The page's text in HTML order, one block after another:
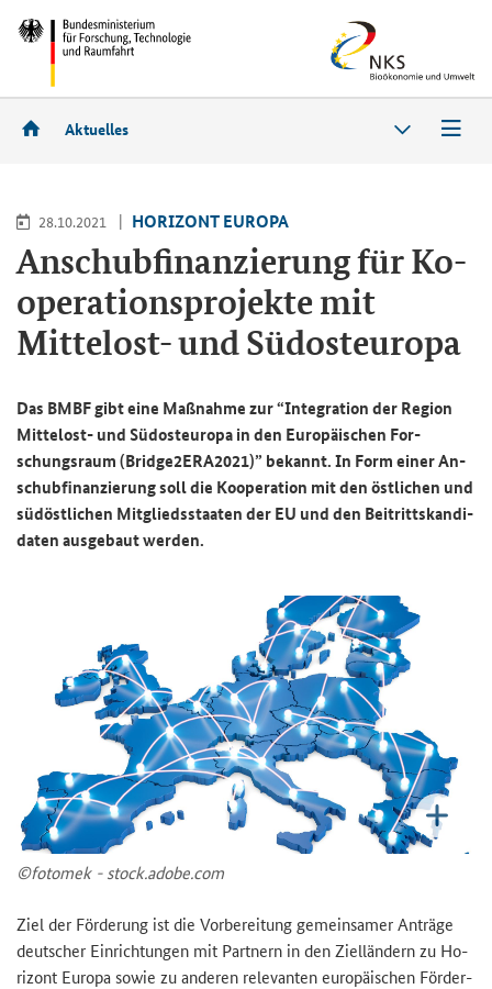
Aktuelles
28.10.2021 HO­RI­ZONT EU­RO­PA
An­schub­fi­nan­zie­rung für Ko­
ope­ra­ti­ons­pro­jek­te mit
Mittelost-​ und Süd­ost­eu­ro­pa
Das BMBF gibt eine Maß­nah­me zur “In­te­gra­ti­on der Re­gi­on
Mittelost-​ und Süd­ost­eu­ro­pa in den Eu­ro­päi­schen For­
schungs­raum (Bridge2ERA2021)” be­kannt. In Form einer An­
schub­fi­nan­zie­rung soll die Ko­ope­ra­ti­on mit den öst­li­chen und
süd­öst­li­chen Mit­glieds­staa­ten der EU und den Bei­tritts­kan­di­
da­ten aus­ge­baut wer­den.
©fo­to­mek - stock.adobe.com
Ziel der För­de­rung ist die Vor­be­rei­tung ge­mein­sa­mer An­trä­ge
deut­scher Ein­rich­tun­gen mit Part­nern in den Ziel­län­dern zu Ho­
ri­zont Eu­ro­pa sowie zu an­de­ren re­le­van­ten eu­ro­päi­schen För­der­